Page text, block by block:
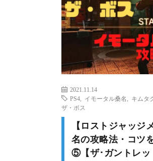
2021.11.14
PS4
イモータル桑名 キムタ
ザ・ボス
【ロストジャッジ
名の攻略法・コツ
⑤【ザ･ガントレッ